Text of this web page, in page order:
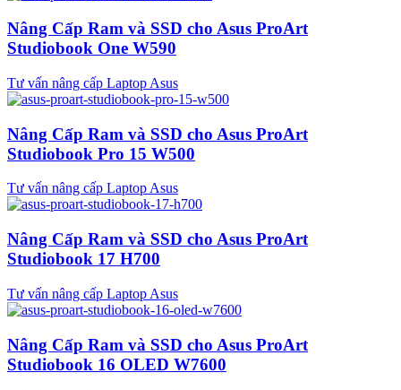
Nâng Cấp Ram và SSD cho Asus ProArt
Studiobook One W590
Tư vấn nâng cấp Laptop Asus
Nâng Cấp Ram và SSD cho Asus ProArt
Studiobook Pro 15 W500
Tư vấn nâng cấp Laptop Asus
Nâng Cấp Ram và SSD cho Asus ProArt
Studiobook 17 H700
Tư vấn nâng cấp Laptop Asus
Nâng Cấp Ram và SSD cho Asus ProArt
Studiobook 16 OLED W7600